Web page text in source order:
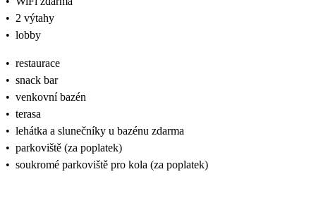
• 2 výtahy
• lobby
• restaurace
• snack bar
• venkovní bazén
• terasa
• lehátka a slunečníky u bazénu zdarma
• parkoviště (za poplatek)
• soukromé parkoviště pro kola (za poplatek)